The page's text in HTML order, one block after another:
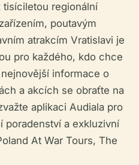
regionální
poutavým
atrakcím Vratislavi je
pro každého, kdo chce
informace o
a akcích se obraťte na
aplikaci Audiala pro
poradenství a exkluzivní
At War Tours, The